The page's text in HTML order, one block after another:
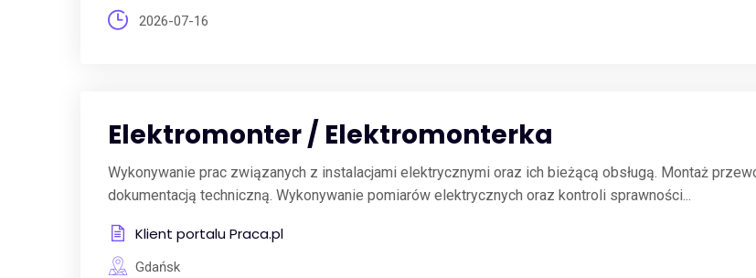
2026-07-16
Elektromonter / Elektromonterka
Wykonywanie prac związanych z instalacjami elektrycznymi oraz ich bieżącą obsługą. Montaż
dokumentacją techniczną. Wykonywanie pomiarów elektrycznych oraz kontroli sprawności...
Klient portalu Praca.pl
Gdańsk